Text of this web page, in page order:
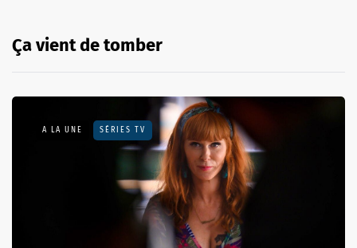
Ça vient de tomber
A LA UNE SÉRIES TV